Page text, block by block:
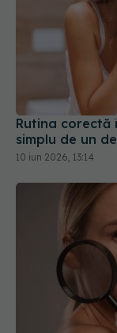
Rutina corectă
simplu de un
10 iun 2026, 13:14